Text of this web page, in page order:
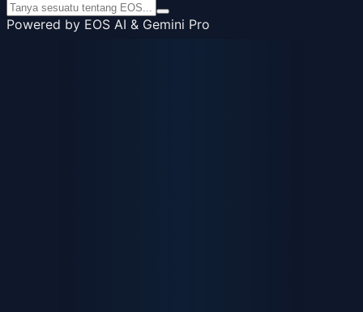
Powered by EOS AI & Gemini Pro